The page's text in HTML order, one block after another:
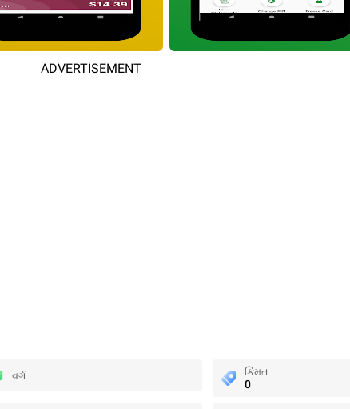
ADVERTISEMENT
વર્ગ કિંમત
0